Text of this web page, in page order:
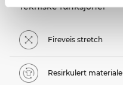
Tekniske funksjoner
Fireveis stretch
Resirkulert materiale